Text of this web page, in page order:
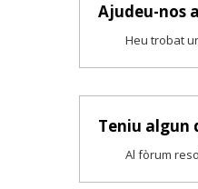
Ajudeu-nos
Heu trobat
Teniu algun
Al fòrum